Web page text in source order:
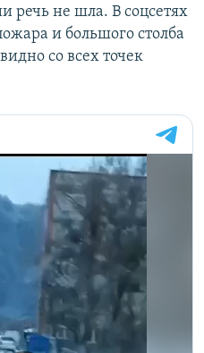
речь не шла. В соцсетях
и большого столба
со всех точек